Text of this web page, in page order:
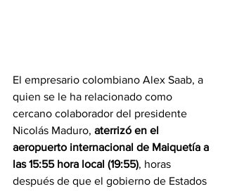
El empresario colombiano Alex Saab, a
quien se le ha relacionado como
cercano colaborador del presidente
Nicolás Maduro, aterrizó en el
aeropuerto internacional de Maiquetía a
las 15:55 hora local (19:55), horas
después de que el gobierno de Estados